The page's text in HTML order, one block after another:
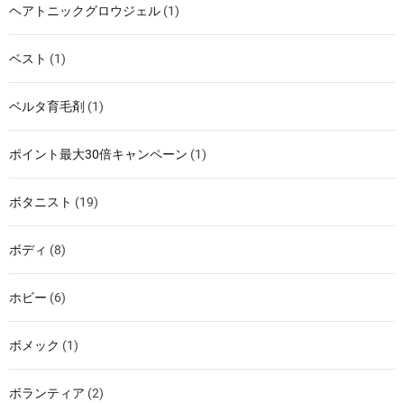
ヘアトニックグロウジェル (1)
ベスト (1)
ベルタ育毛剤 (1)
ポイント最大30倍キャンペーン (1)
ボタニスト (19)
ボディ (8)
ホビー (6)
ボメック (1)
ボランティア (2)